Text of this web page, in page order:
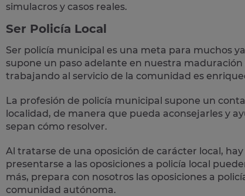
simulacros y casos reales.
Ser Policía Local
Ser policía municipal es una meta para muchos
supone un paso adelante en nuestra
trabajando al servicio de la comunidad es
La profesión de policía municipal supone un
localidad, de manera que pueda aconsejarles y
sepan cómo resolver.
Al tratarse de una oposición de carácter local,
presentarse a las oposiciones a policía local
más, prepara con nosotros las oposiciones a
comunidad autónoma.